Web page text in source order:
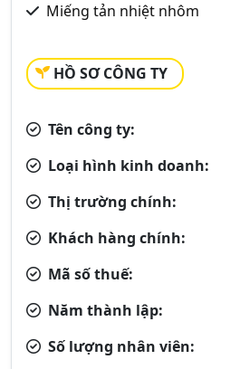
Miếng tản nhiệt nhôm
HỒ SƠ CÔNG TY
Tên công ty:
Loại hình kinh doanh:
Thị trường chính:
Khách hàng chính:
Mã số thuế:
Năm thành lập:
Số lượng nhân viên: